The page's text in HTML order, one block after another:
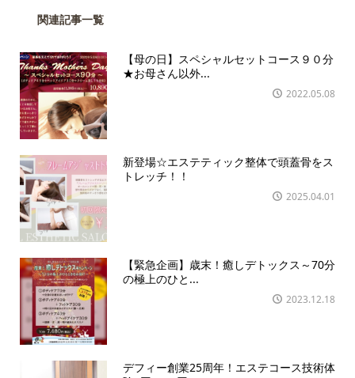
関連記事一覧
【母の日】スペシャルセットコース９０分
★お母さん以外...
2022.05.08
新登場☆エステティック整体で頭蓋骨をス
トレッチ！！
2025.04.01
【緊急企画】歳末！癒しデトックス～70分
の極上のひと...
2023.12.18
デフィー創業25周年！エステコース技術体